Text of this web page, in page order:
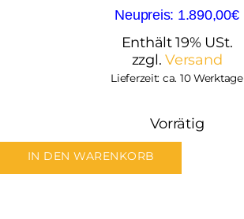
1.890,00€
Enthält 19% USt.
zzgl.Versand
Lieferzeit: ca. 10 Werktage
Vorrätig
IN DEN WARENKORB